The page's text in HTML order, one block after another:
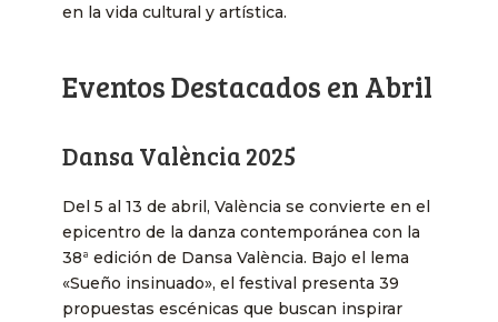
en la vida cultural y artística.
Eventos Destacados en Abril
Dansa València 2025
Del 5 al 13 de abril, València se convierte en el
epicentro de la danza contemporánea con la
38ª edición de Dansa València. Bajo el lema
«Sueño insinuado», el festival presenta 39
propuestas escénicas que buscan inspirar